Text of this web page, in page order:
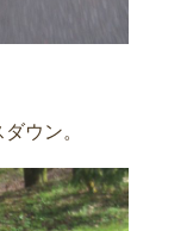
ウン。